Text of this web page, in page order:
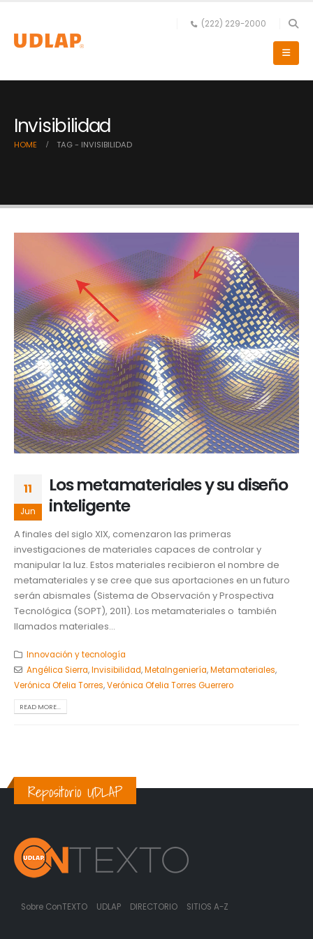
(222) 229-2000
Invisibilidad
HOME TAG - INVISIBILIDAD
11
Jun
Los metamateriales y su diseño
inteligente
A finales del siglo XIX, comenzaron las primeras
investigaciones de materiales capaces de controlar y
manipular la luz. Estos materiales recibieron el nombre de
metamateriales y se cree que sus aportaciones en un futuro
serán abismales (Sistema de Observación y Prospectiva
Tecnológica (SOPT), 2011). Los metamateriales o también
llamados materiales...
Innovación y tecnología
Angélica Sierra,Invisibilidad,MetaIngeniería,Metamateriales,
Verónica Ofelia Torres,Verónica Ofelia Torres Guerrero
READ MORE...
Repositorio UDLAP
Sobre ConTEXTO UDLAP DIRECTORIO SITIOS A-Z